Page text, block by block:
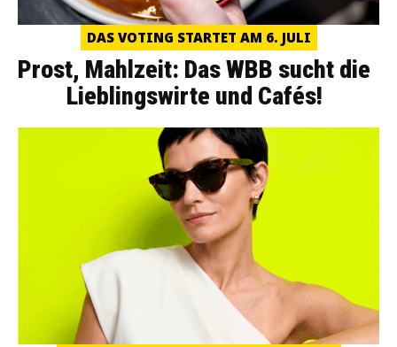
DAS VOTING STARTET AM 6. JULI
Prost, Mahlzeit: Das WBB sucht die
Lieblingswirte und Cafés!